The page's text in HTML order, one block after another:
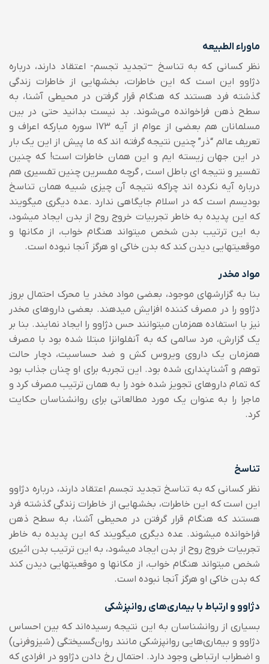
ماوراء الطبیعه
نظر کسانی که به تناسخ –تجدید تجسم- اعتقاد دارند، درباره
دژاوو این است که این خاطرات، بخشهایی از خاطرات زندگی
گذشته فرد هستند که هنگام قرار گرفتن در محیطی آشنا، به
سطح ذهن فراخوانده می‌شوند. بد نیست بدانید حتی در بین
مسلمانان هم بعضی از عوام از آیه ۱۷۳ سوره مبارکه اعراف و
تعریف عالم “ذر” چنین نتیجه گرفته اند که ما پیش از این یک بار
در این جهان زیسته ایم و این همان خاطرات است! که چنین
تفسیر و نتیجه ای باطل است , گرچه مفسرین چنین تفسیری هم
درباره آیه نکرده اند چراکه نتیجه آن چیزی شبیه همان تناسخ
بودیسم است که در اسلام جایگاهی ندارد .عده دیگری میگویند
که این پدیده به خاطر تجربیات خروج روح از بدن ایجاد میشود،
به این ترتیب بدن شخص میتواند هنگام خواب، از مکانها و
موقعیتهایی دیدن کند که بدن خاکی او هرگز آنجا نبوده است.
مواد مخدر
بنا به گزارشهای موجود، بعضی مواد مخدر یا محرک احتمال بروز
دژاوو را در مصرف کننده افزایش میدهند. بعضی داروهای مخدر
نیز با استفاده همزمان میتوانند حس دژاوو را ایجاد نمایند. بنا بر
یک گزارش، مرد سالمی که به آنفلوانزا مبتلا شده بود با مصرف
همزمان یک داروی ویروس کش و ضد حساسیت، دچار حالت
توهم و آشناپنداری شده بود. این تجربه برای او چنان جذاب بود
که تمام داروهای تجویز شده خود را به همان ترتیب مصرف کرد و
ماجرا را به عنوان یک مورد مطالعاتی برای روانشناسان حکایت
کرد.
تناسخ
نظر کسانی که به تناسخ تجدید تجسم اعتقاد دارند، درباره دژاوو
این است که این خاطرات، بخشهایی از خاطرات زندگی گذشته فرد
هستند که هنگام قرار گرفتن در محیطی آشنا، به سطح ذهن
فراخوانده میشوند. عده دیگری میگویند که این پدیده به خاطر
تجربیات خروج روح از بدن ایجاد میشود، به این ترتیب بدن اثیری
شخص میتواند هنگام خواب، از مکانها و موقعیتهایی دیدن کند
که بدن خاکی او هرگز آنجا نبوده است.
دژاوو و ارتباط با بیماری‌های روانپزشکی
بسیاری از روانشناسان به این نتیجه رسیده‌اند كه بین احساس
دژاوو و بیماری‌هایی روانپزشکی مانند روان‌گسیختگی (شیزوفرنی)
و اضطراب ارتباطی وجود دارد. احتمال رخ دادن دژاوو در افرادی که